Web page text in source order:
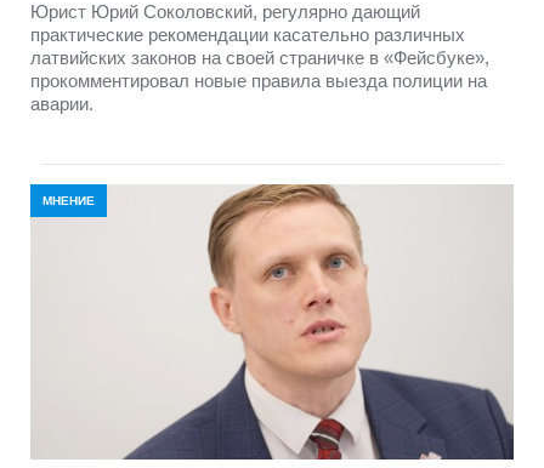
Юрист Юрий Соколовский, регулярно дающий
практические рекомендации касательно различных
латвийских законов на своей страничке в «Фейсбуке»,
прокомментировал новые правила выезда полиции на
аварии.
МНЕНИЕ